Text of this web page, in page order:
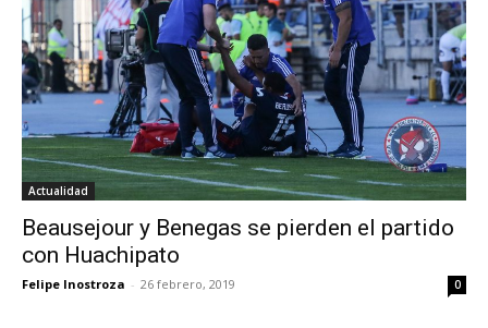
Actualidad
Beausejour y Benegas se pierden el partido
con Huachipato
Felipe Inostroza - 26 febrero, 2019 0